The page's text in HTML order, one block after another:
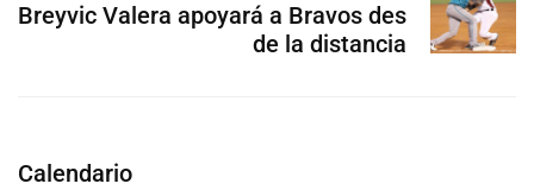
Breyvic Valera apoyará a Bravos des
de la distancia
Calendario